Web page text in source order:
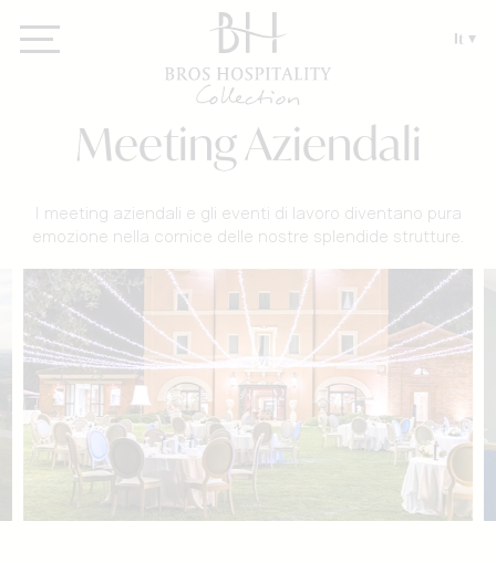
It
Meeting Aziendali
I meeting aziendali e gli eventi di lavoro diventano pura
emozione nella cornice delle nostre splendide strutture.